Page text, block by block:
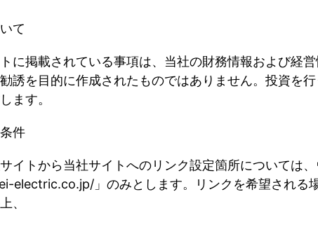
て
に掲載されている事項は、当社の財務情報および経
誘を目的に作成されたものではありません。投資を
ます。
件
イトから当社サイトへのリンク設定箇所については
electric.co.jp/ 」のみとします。リンクを希望され
、